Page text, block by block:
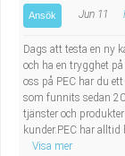
Ansök Jun 11
Dags att testa en ny
och ha en trygghet
oss på PEC har du
som funnits sedan
tjänster och
kunder.PEC har
Visa mer